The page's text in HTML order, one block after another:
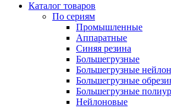
Каталог товаров
По сериям
Промышленные
Аппаратные
Синяя резина
Большегрузные
Большегрузные
Большегрузные
Большегрузные
Нейлоновые